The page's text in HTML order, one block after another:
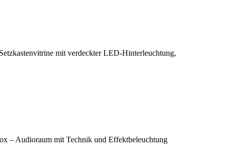
mit verdeckter LED-Hinterleuchtung,
– Audioraum mit Technik und Effektbeleuchtung